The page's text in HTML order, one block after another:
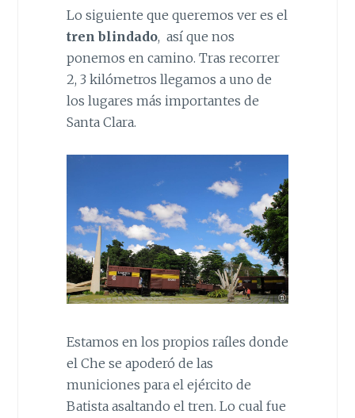
Lo siguiente que queremos ver es el
tren blindado, así que nos
ponemos en camino. Tras recorrer
2, 3 kilómetros llegamos a uno de
los lugares más importantes de
Santa Clara.
Estamos en los propios raíles donde
el Che se apoderó de las
municiones para el ejército de
Batista asaltando el tren. Lo cual fue